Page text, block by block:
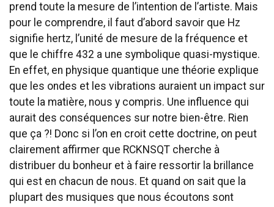
prend toute la mesure de l’intention de l’artiste. Mais
pour le comprendre, il faut d’abord savoir que Hz
signifie hertz, l’unité de mesure de la fréquence et
que le chiffre 432 a une symbolique quasi-mystique.
En effet, en physique quantique une théorie explique
que les ondes et les vibrations auraient un impact sur
toute la matière, nous y compris. Une influence qui
aurait des conséquences sur notre bien-être. Rien
que ça ?! Donc si l’on en croit cette doctrine, on peut
clairement affirmer que RCKNSQT cherche à
distribuer du bonheur et à faire ressortir la brillance
qui est en chacun de nous. Et quand on sait que la
plupart des musiques que nous écoutons sont